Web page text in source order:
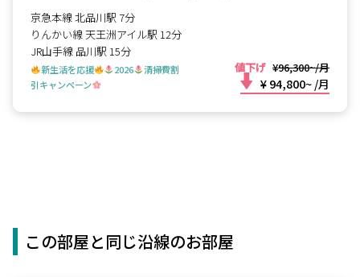
京急本線 北品川駅 7分
りんかい線 天王洲アイル駅 12分
JR山手線 品川駅 15分
新生活を応援 2026
清掃費割
引キャンペーン
値下げ ¥96,300~/月
¥ 94,800~ /月
この部屋と同じ沿線のお部屋